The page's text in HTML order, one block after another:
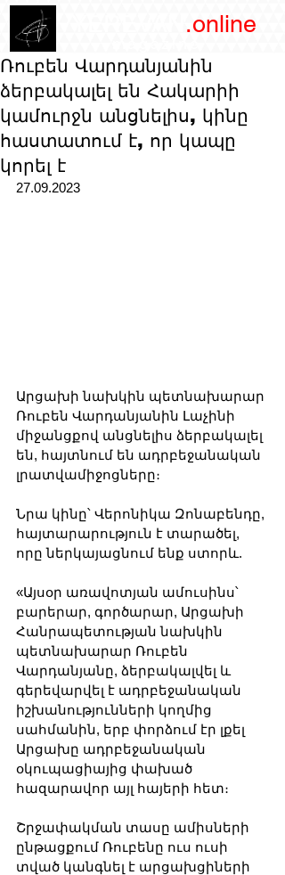
.online
Ռուբեն Վարդանյանին
ձերբակալել են Հակարիի
կամուրջն անցնելիս, կինը
հաստատում է, որ կապը
կորել է
27.09.2023
Արցախի նախկին պետնախարար
Ռուբեն Վարդանյանին Լաչինի
միջանցքով անցնելիս ձերբակալել
են, հայտնում են ադրբեջանական
լրատվամիջոցները։
Նրա կինը՝ Վերոնիկա Զոնաբենդը,
հայտարարություն է տարածել,
որը ներկայացնում ենք ստորև.
«Այսօր առավոտյան ամուսինս՝
բարերար, գործարար, Արցախի
Հանրապետության նախկին
պետնախարար Ռուբեն
Վարդանյանը, ձերբակալվել և
գերեվարվել է ադրբեջանական
իշխանությունների կողմից
սահմանին, երբ փորձում էր լքել
Արցախը ադրբեջանական
օկուպացիայից փախած
հազարավոր այլ հայերի հետ։
Շրջափակման տասը ամիսների
ընթացքում Ռուբենը ուս ուսի
տված կանգնել է արցախցիների